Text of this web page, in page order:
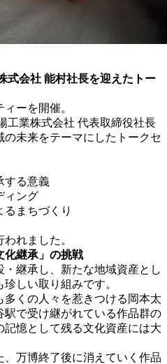
式会社 能村社長を迎えたトー
ーを開催。
工業株式会社 代表取締役社長
未来をテーマにしたトークセ
する意義
ィング
るまちづくり
れました。
化継承」の挑戦
継承し、新たな地域資産とし
しい取り組みです。
くの人々を惹きつける岡本太
で受け継がれている作品群の
憶として残る文化資産には大
万博終了後に消えていく作品